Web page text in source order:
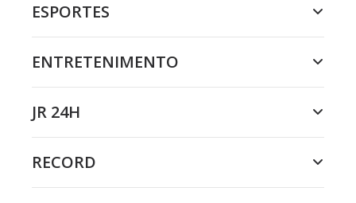
ESPORTES
ENTRETENIMENTO
JR 24H
RECORD